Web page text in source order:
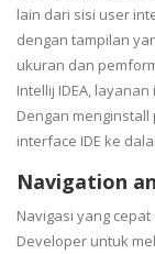
lain dari sisi user
dengan tampilan
ukuran dan
Intellij IDEA,
Dengan
interface IDE ke
Navigation
Navigasi yang
Developer untuk